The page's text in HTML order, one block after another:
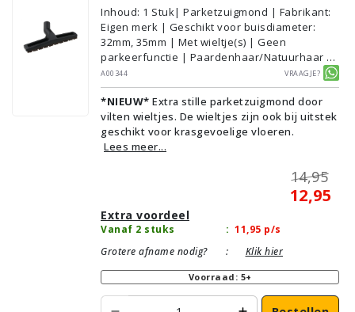
Inhoud: 1 Stuk| Parketzuigmond | Fabrikant:
Eigen merk | Geschikt voor buisdiameter:
32mm, 35mm | Met wieltje(s) | Geen
parkeerfunctie | Paardenhaar/Natuurhaar |
Voor droog gebruik | Breedte: 30cm | Zonder
verlichting | Zonder kliksysteem | Zwart |
Alternatief | Geschikt voor vloertype:
Plavuizen/Tegels, Parket/Laminaat, PVC/Vinyl
A00344 Vraagje?
*NIEUW* Extra stille parketzuigmond door
vilten wieltjes. De wieltjes zijn ook bij uitstek
geschikt voor krasgevoelige vloeren.
Lees meer...
14,95
12,95
Extra voordeel
Vanaf 2 stuks : 11,95 p/s
Grotere afname nodig?
: Klik hier
Voorraad: 5+